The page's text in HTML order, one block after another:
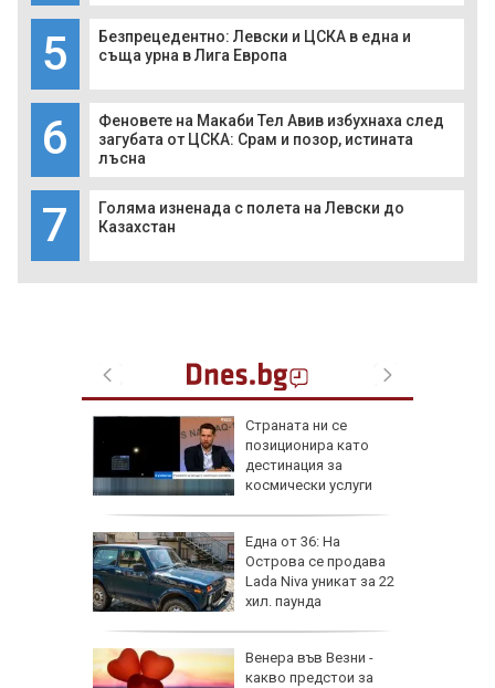
5
Безпрецедентно: Левски и ЦСКА в една и
съща урна в Лига Европа
6
Феновете на Макаби Тел Авив избухнаха след
загубата от ЦСКА: Срам и позор, истината
лъсна
7
Голяма изненада с полета на Левски до
Казахстан
Страната ни се
позиционира като
дестинация за
космически услуги
Една от 36: На
Острова се продава
Lada Niva уникат за 22
хил. паунда
Венера във Везни -
какво предстои за